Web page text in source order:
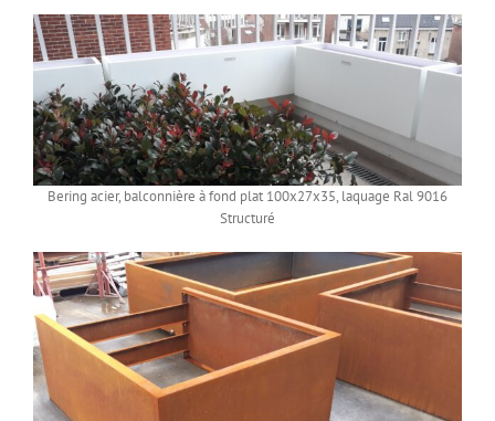
Bering acier, balconnière à fond plat 100x27x35, laquage Ral 9016
Structuré